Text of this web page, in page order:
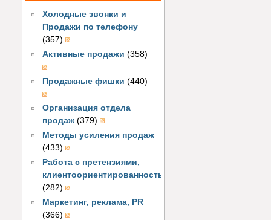
Холодные звонки и
Продажи по телефону
(357)
Активные продажи (358)
Продажные фишки (440)
Организация отдела
продаж (379)
Методы усиления продаж
(433)
Работа с претензиями,
клиентоориентированность
(282)
Маркетинг, реклама, PR
(366)